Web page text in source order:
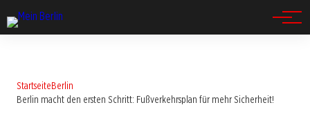
StartseiteBerlin
Berlin macht den ersten Schritt: Fußverkehrsplan für mehr Sicherheit!